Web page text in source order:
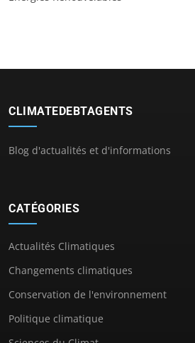
CLIMATEDEBTAGENTS
Blog d'actualités et d'informations
CATÉGORIES
Actualités Climatiques
Changements climatiques
Conservation de l'environnement
Politique climatique